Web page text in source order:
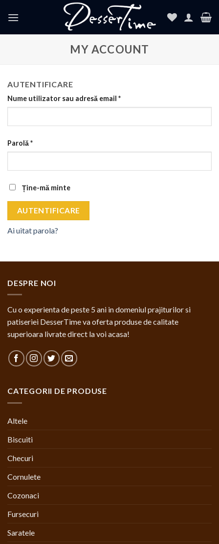
MY ACCOUNT
AUTENTIFICARE
Nume utilizator sau adresă email *
Parolă*
Ține-mă minte
AUTENTIFICARE
Ai uitat parola?
DESPRE NOI
Cu o experienta de peste 5 ani in domeniul prajiturilor si
patiseriei DesserTime va oferta produse de calitate
superioara livrate direct la voi acasa!
CATEGORII DE PRODUSE
Altele
Biscuiti
Checuri
Cornulete
Cozonaci
Fursecuri
Saratele